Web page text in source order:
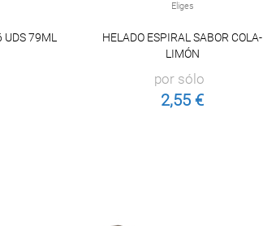
UDS 79ML
Eliges
HELADO ESPIRAL SABOR COLA-
LIMÓN
por sólo
2,55 €